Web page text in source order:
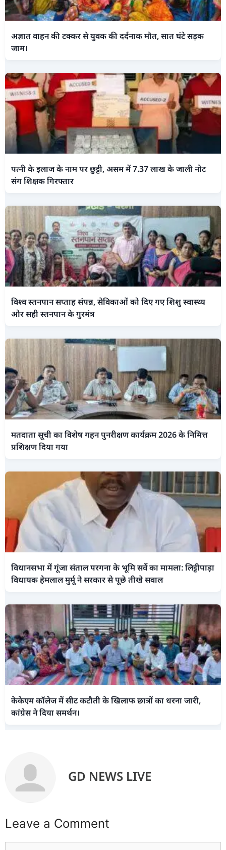
अज्ञात वाहन की टक्कर से युवक की दर्दनाक मौत, सात घंटे सड़क
जाम।
पत्नी के इलाज के नाम पर छुट्टी, असम में 7.37 लाख के जाली नोट
संग शिक्षक गिरफ्तार
विश्व स्तनपान सप्ताह संपन्न, सेविकाओं को दिए गए शिशु स्वास्थ्य
और सही स्तनपान के गुरमंत्र
मतदाता सूची का विशेष गहन पुनरीक्षण कार्यक्रम 2026 के निमित्त
प्रशिक्षण दिया गया
विधानसभा में गूंजा संताल परगना के भूमि सर्वे का मामला: लिट्टीपाड़ा
विधायक हेमलाल मुर्मू ने सरकार से पूछे तीखे सवाल
केकेएम कॉलेज में सीट कटौती के खिलाफ छात्रों का धरना जारी,
कांग्रेस ने दिया समर्थन।
GD NEWS LIVE
Leave a Comment